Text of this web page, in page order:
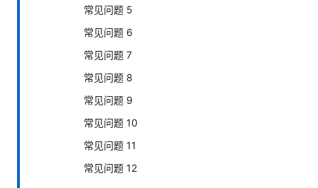
常见问题 5
常见问题 6
常见问题 7
常见问题 8
常见问题 9
常见问题 10
常见问题 11
常见问题 12